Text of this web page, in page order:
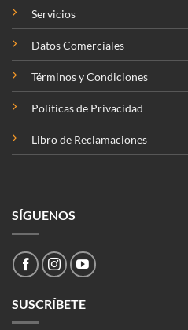
Servicios
Datos Comerciales
Términos y Condiciones
Políticas de Privacidad
Libro de Reclamaciones
SÍGUENOS
SUSCRÍBETE